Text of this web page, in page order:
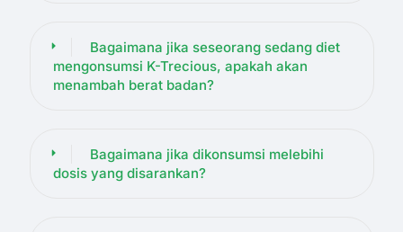
Bagaimana jika seseorang sedang diet
mengonsumsi K-Trecious, apakah akan
menambah berat badan?
Bagaimana jika dikonsumsi melebihi
dosis yang disarankan?